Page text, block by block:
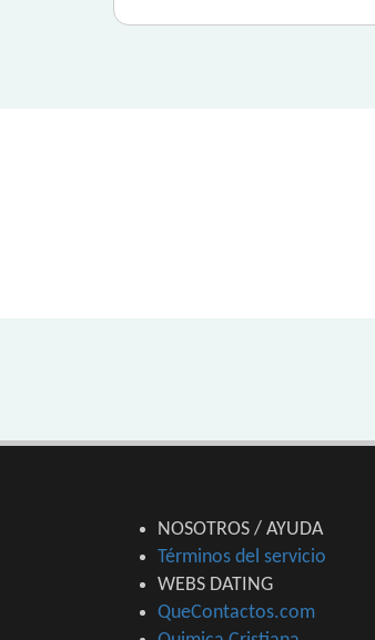
NOSOTROS / AYUDA
Términos del servicio
WEBS DATING
QueContactos.com